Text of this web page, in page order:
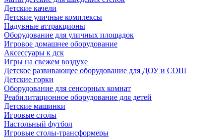
Детские качели
Детские уличные комплексы
Надувные аттракционы
Оборудование для уличных площадок
Игровое домашнее оборудование
Аксессуары к дск
Игры на свежем воздухе
Детское развивающее оборудование для ДОУ и СОШ
Детские горки
Оборудование для сенсорных комнат
Реабилитационное оборудование для детей
Детские машинки
Игровые столы
Настольный футбол
Игровые столы-трансформеры